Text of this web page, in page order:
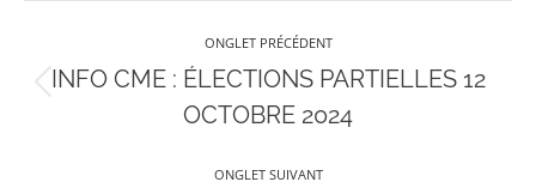
Navigation
de
commentaire
ONGLET PRÉCÉDENT
Onglet
précédent
INFO CME : ÉLECTIONS PARTIELLES 12
OCTOBRE 2024
ONGLET SUIVANT